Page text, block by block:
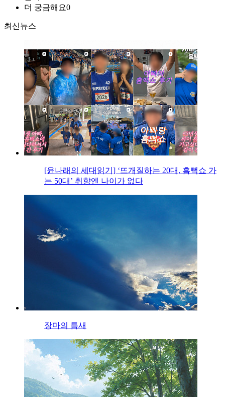
더 궁금해요0
최신뉴스
[윤나래의 세대읽기] ‘뜨개질하는 20대, 흠뻑쇼 가
는 50대’ 취향엔 나이가 없다
장마의 틈새